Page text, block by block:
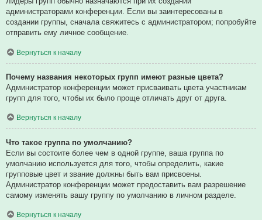
администраторами конференции. Если вы заинтересованы в
создании группы, сначала свяжитесь с администратором; попробуйте
отправить ему личное сообщение.
Вернуться к началу
Почему названия некоторых групп имеют разные цвета?
Администратор конференции может присваивать цвета участникам
групп для того, чтобы их было проще отличать друг от друга.
Вернуться к началу
Что такое группа по умолчанию?
Если вы состоите более чем в одной группе, ваша группа по
умолчанию используется для того, чтобы определить, какие
групповые цвет и звание должны быть вам присвоены.
Администратор конференции может предоставить вам разрешение
самому изменять вашу группу по умолчанию в личном разделе.
Вернуться к началу